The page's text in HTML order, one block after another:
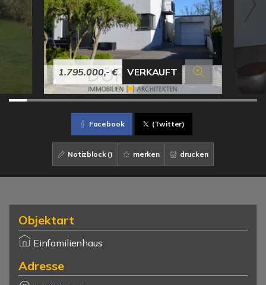
1.795.000,- € VERKAUFT
Facebook (Twitter)
Notizblock () merken drucken
Objektart
Einfamilienhaus
Adresse